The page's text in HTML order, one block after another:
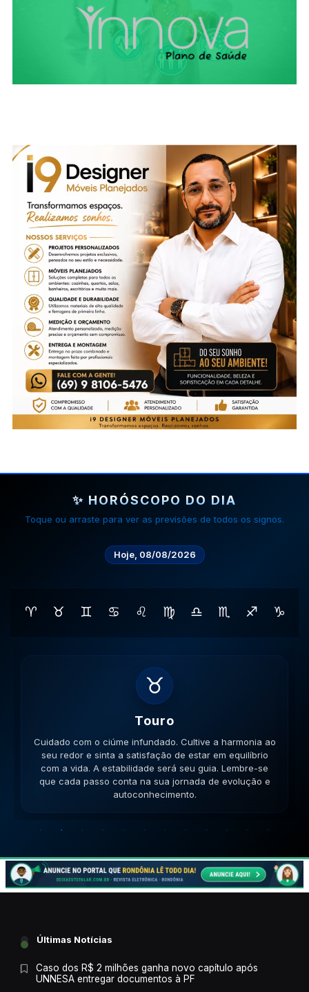
✨ HORÓSCOPO DO DIA
Toque ou arraste para ver as previsões de todos os signos.
Hoje, 08/08/2026
♈ ♉ ♊ ♋ ♌ ♍ ♎ ♏ ♐ ♑
♊
Gemeos
Cuidado com a inconsistência nas relações. Mantenha
a mente aberta para novos aprendizados e trocas de
ideias enriquecedoras. Sua comunicação será a chave.
Lembre-se que cada passo conta na sua jornada de
evolução e autoconhecimento.
Últimas Notícias
Caso dos R$ 2 milhões ganha novo capítulo após
UNNESA entregar documentos à PF